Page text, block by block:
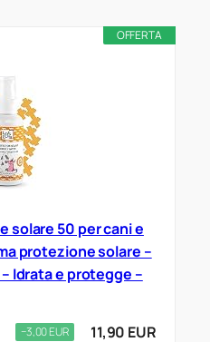
OFFERTA
solare 50 per cani e
protezione solare –
Idrata e protegge –
−3,00 EUR 11,90 EUR